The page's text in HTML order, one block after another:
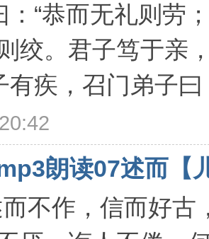
：“恭而无礼则劳
绞。君子笃于亲
有疾，召门弟子曰
朗读07述而【
不作，信而好古